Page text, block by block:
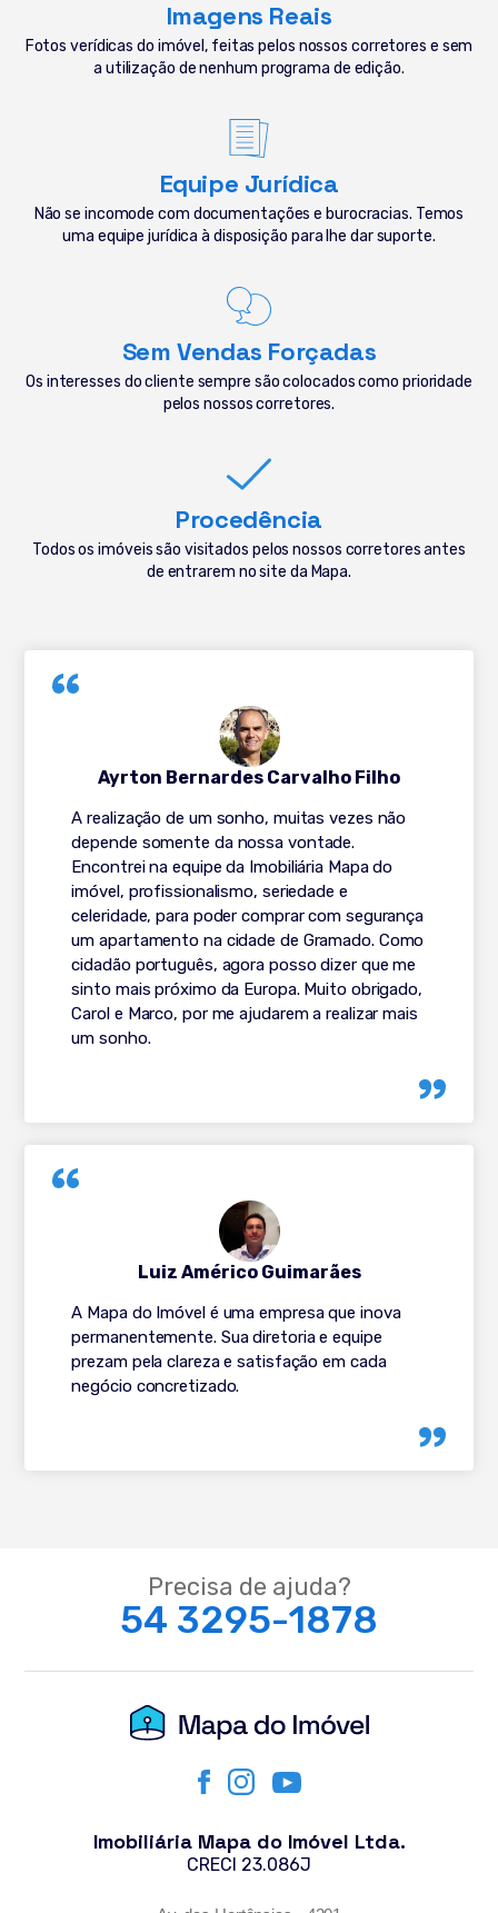
Imagens Reais
Fotos verídicas do imóvel, feitas pelos nossos corretores e sem
a utilização de nenhum programa de edição.
Equipe Jurídica
Não se incomode com documentações e burocracias. Temos
uma equipe jurídica à disposição para lhe dar suporte.
Sem Vendas Forçadas
Os interesses do cliente sempre são colocados como prioridade
pelos nossos corretores.
Procedência
Todos os imóveis são visitados pelos nossos corretores antes
de entrarem no site da Mapa.
A realização de um sonho, muitas vezes não
depende somente da nossa vontade.
Encontrei na equipe da Imobiliária Mapa do
imóvel, profissionalismo, seriedade e
celeridade, para poder comprar com segurança
um apartamento na cidade de Gramado. Como
cidadão português, agora posso dizer que me
sinto mais próximo da Europa. Muito obrigado,
Carol e Marco, por me ajudarem a realizar mais
um sonho.
Ayrton Bernardes Carvalho Filho
A Mapa do Imóvel é uma empresa que inova
permanentemente. Sua diretoria e equipe
prezam pela clareza e satisfação em cada
negócio concretizado.
Luiz Américo Guimarães
Precisa de ajuda?
54 3295-1878
Imobiliária Mapa do Imóvel Ltda.
CRECI 23.086J